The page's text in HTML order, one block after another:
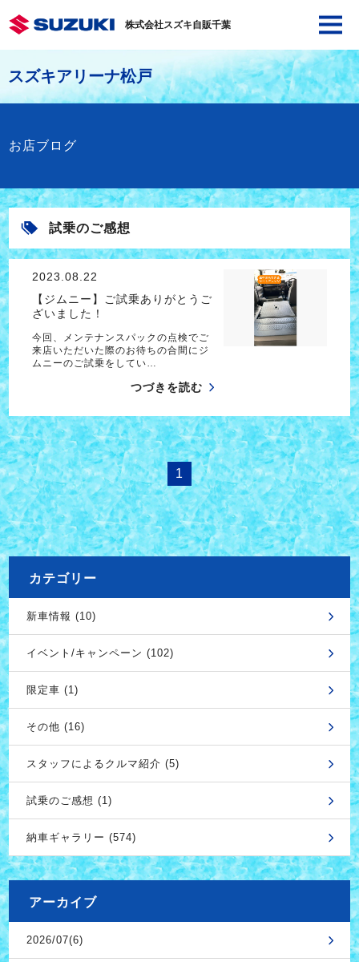
株式会社スズキ自販千葉
スズキアリーナ松戸
お店ブログ
試乗のご感想
2023.08.22
【ジムニー】ご試乗ありがとうご
ざいました！
今回、メンテナンスパックの点検でご
来店いただいた際のお待ちの合間にジ
ムニーのご試乗をしてい…
つづきを読む
1
カテゴリー
新車情報 (10)
イベント/キャンペーン (102)
限定車 (1)
その他 (16)
スタッフによるクルマ紹介 (5)
試乗のご感想 (1)
納車ギャラリー (574)
アーカイブ
2026/07(6)